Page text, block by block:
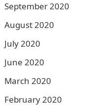
September 2020
August 2020
July 2020
June 2020
March 2020
February 2020